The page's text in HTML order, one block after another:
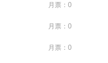
月票：0
月票：0
月票：0